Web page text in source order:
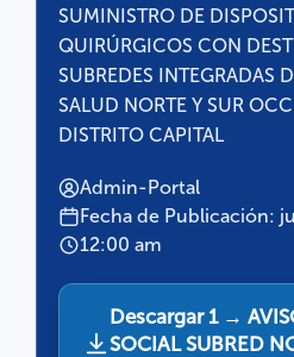
SUMINISTRO DE
QUIRÚRGICOS CON
SUBREDES INTEGRADAS
SALUD NORTE Y SUR
DISTRITO CAPITAL
Admin-Portal
Fecha de Publicación:
12:00 am
Descargar 1 →
SOCIAL SUBRED